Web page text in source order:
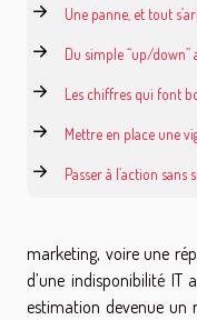
Une panne, et tout
Du simple “up/down”
Les chiffres qui font
Mettre en place une
Passer à l’action sans
marketing, voire une
d’une indisponibilité
estimation devenue un